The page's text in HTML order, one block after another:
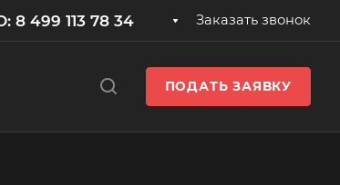
499 113 78 34 Заказать звонок
ПОДАТЬ ЗАЯВКУ